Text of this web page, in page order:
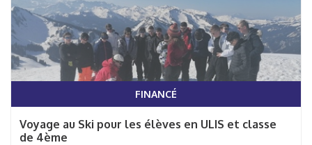
FINANCÉ
Voyage au Ski pour les élèves en ULIS et classe
de 4ème